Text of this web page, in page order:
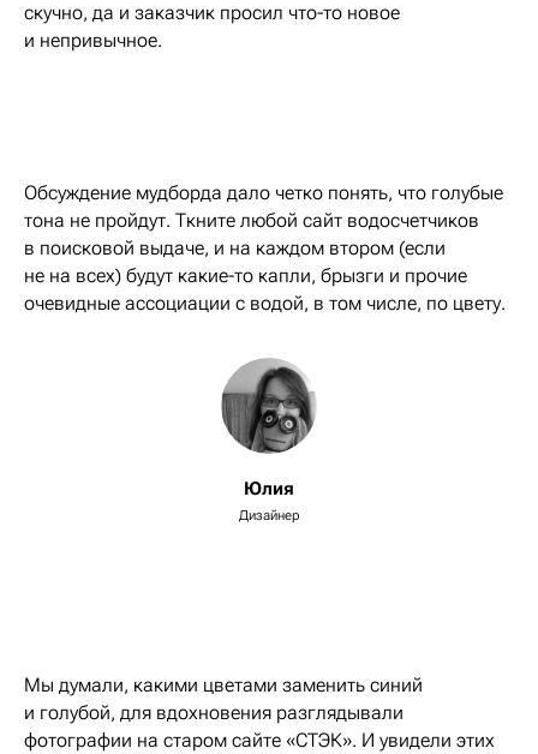
скучно, да и заказчик просил что-то новое
и непривычное.
Обсуждение мудборда дало четко понять, что голубые
тона не пройдут. Ткните любой сайт водосчетчиков
в поисковой выдаче, и на каждом втором (если
не на всех) будут какие-то капли, брызги и прочие
очевидные ассоциации с водой, в том числе, по цвету.
Юлия
Дизайнер
Мы думали, какими цветами заменить синий
и голубой, для вдохновения разглядывали
фотографии на старом сайте «СТЭК». И увидели этих